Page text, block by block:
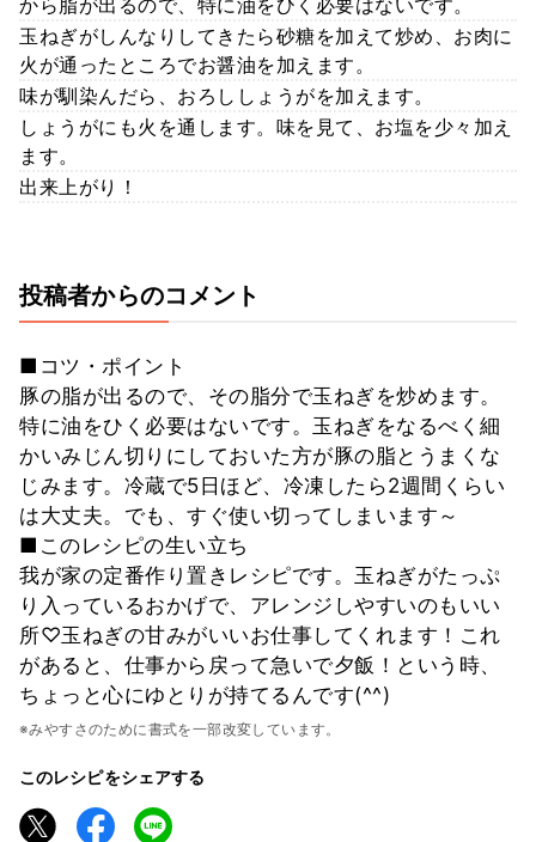
から脂が出るので、特に油をひく必要はないです。
玉ねぎがしんなりしてきたら砂糖を加えて炒め、お肉に
火が通ったところでお醤油を加えます。
味が馴染んだら、おろししょうがを加えます。
しょうがにも火を通します。味を見て、お塩を少々加え
ます。
出来上がり！
投稿者からのコメント
■コツ・ポイント
豚の脂が出るので、その脂分で玉ねぎを炒めます。
特に油をひく必要はないです。玉ねぎをなるべく細
かいみじん切りにしておいた方が豚の脂とうまくな
じみます。冷蔵で5日ほど、冷凍したら2週間くらい
は大丈夫。でも、すぐ使い切ってしまいます～
■このレシピの生い立ち
我が家の定番作り置きレシピです。玉ねぎがたっぷ
り入っているおかげで、アレンジしやすいのもいい
所♡玉ねぎの甘みがいいお仕事してくれます！これ
があると、仕事から戻って急いで夕飯！という時、
ちょっと心にゆとりが持てるんです(^^)
※みやすさのために書式を一部改変しています。
このレシピをシェアする